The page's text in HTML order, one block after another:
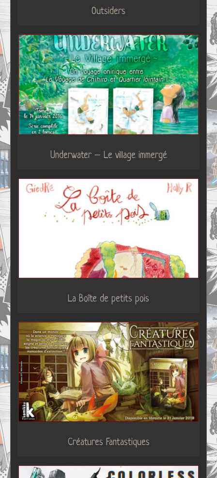
Outsiders
Underwater – Le village immergé
La Boîte de petits pois
Créatures Fantastiques